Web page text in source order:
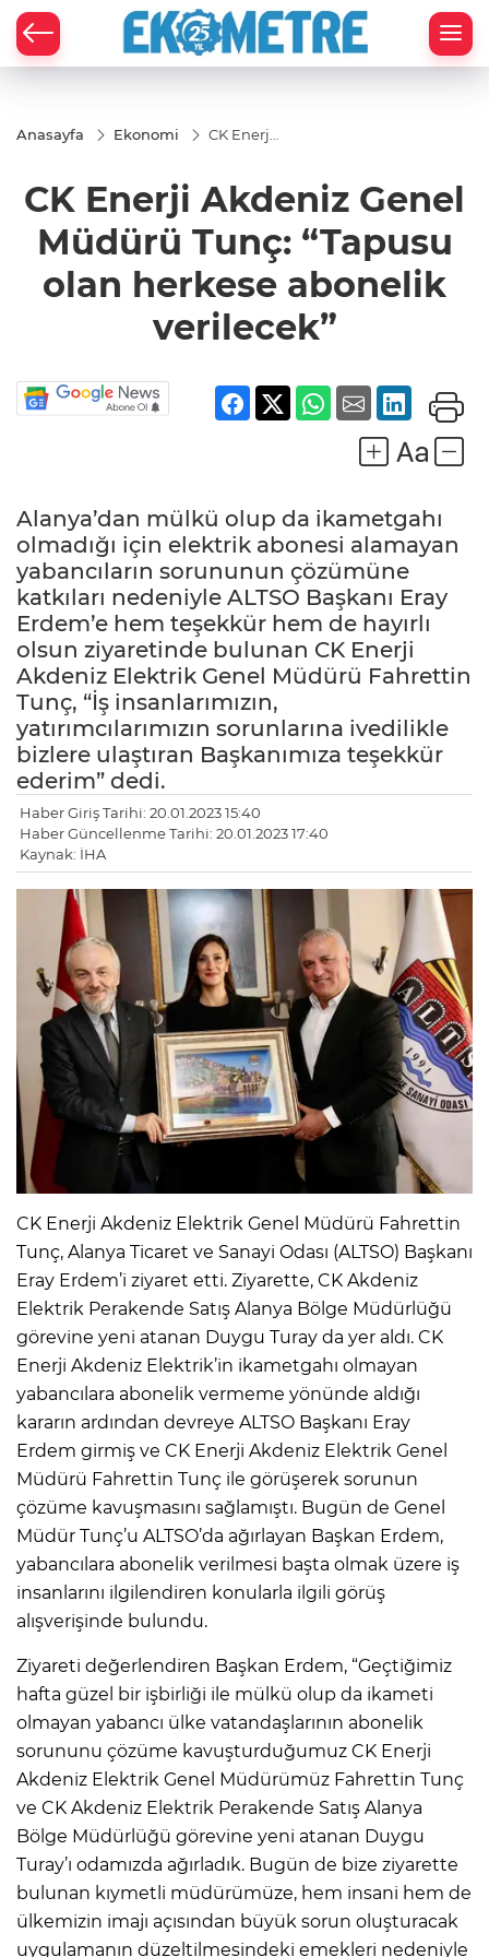
Anasayfa Ekonomi
CK Enerji
Müdürü
Tunç:
olan
herkese
abonelik
verilecek”
CK Enerji Akdeniz Genel
Müdürü Tunç: “Tapusu
olan herkese abonelik
verilecek”
Alanya’dan mülkü olup da ikametgahı
olmadığı için elektrik abonesi alamayan
yabancıların sorununun çözümüne
katkıları nedeniyle ALTSO Başkanı Eray
Erdem’e hem teşekkür hem de hayırlı
olsun ziyaretinde bulunan CK Enerji
Akdeniz Elektrik Genel Müdürü Fahrettin
Tunç, “İş insanlarımızın,
yatırımcılarımızın sorunlarına ivedilikle
bizlere ulaştıran Başkanımıza teşekkür
ederim” dedi.
Haber Giriş Tarihi: 20.01.2023 15:40
Haber Güncellenme Tarihi: 20.01.2023 17:40
Kaynak: İHA
CK Enerji Akdeniz Elektrik Genel Müdürü Fahrettin
Tunç, Alanya Ticaret ve Sanayi Odası (ALTSO) Başkanı
Eray Erdem’i ziyaret etti. Ziyarette, CK Akdeniz
Elektrik Perakende Satış Alanya Bölge Müdürlüğü
görevine yeni atanan Duygu Turay da yer aldı. CK
Enerji Akdeniz Elektrik’in ikametgahı olmayan
yabancılara abonelik vermeme yönünde aldığı
kararın ardından devreye ALTSO Başkanı Eray
Erdem girmiş ve CK Enerji Akdeniz Elektrik Genel
Müdürü Fahrettin Tunç ile görüşerek sorunun
çözüme kavuşmasını sağlamıştı. Bugün de Genel
Müdür Tunç’u ALTSO’da ağırlayan Başkan Erdem,
yabancılara abonelik verilmesi başta olmak üzere iş
insanlarını ilgilendiren konularla ilgili görüş
alışverişinde bulundu.
Ziyareti değerlendiren Başkan Erdem, “Geçtiğimiz
hafta güzel bir işbirliği ile mülkü olup da ikameti
olmayan yabancı ülke vatandaşlarının abonelik
sorununu çözüme kavuşturduğumuz CK Enerji
Akdeniz Elektrik Genel Müdürümüz Fahrettin Tunç
ve CK Akdeniz Elektrik Perakende Satış Alanya
Bölge Müdürlüğü görevine yeni atanan Duygu
Turay’ı odamızda ağırladık. Bugün de bize ziyarette
bulunan kıymetli müdürümüze, hem insani hem de
ülkemizin imajı açısından büyük sorun oluşturacak
uygulamanın düzeltilmesindeki emekleri nedeniyle